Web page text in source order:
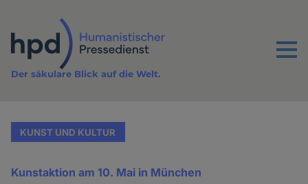
Inhalt
Menu
Der säkulare Blick auf die Welt.
KUNST UND KULTUR
Kunstaktion am 10. Mai in München